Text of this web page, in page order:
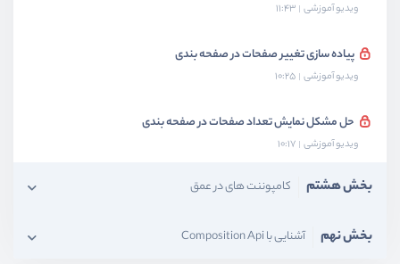
ویدیو آموزشی 11:43
پیاده سازی تغییر صفحات در صفحه بندی
ویدیو آموزشی 10:25
حل مشکل نمایش تعداد صفحات در صفحه بندی
ویدیو آموزشی 10:17
بخش هشتم کامپوننت های در عمق
بخش نهم آشنایی با Composition Api